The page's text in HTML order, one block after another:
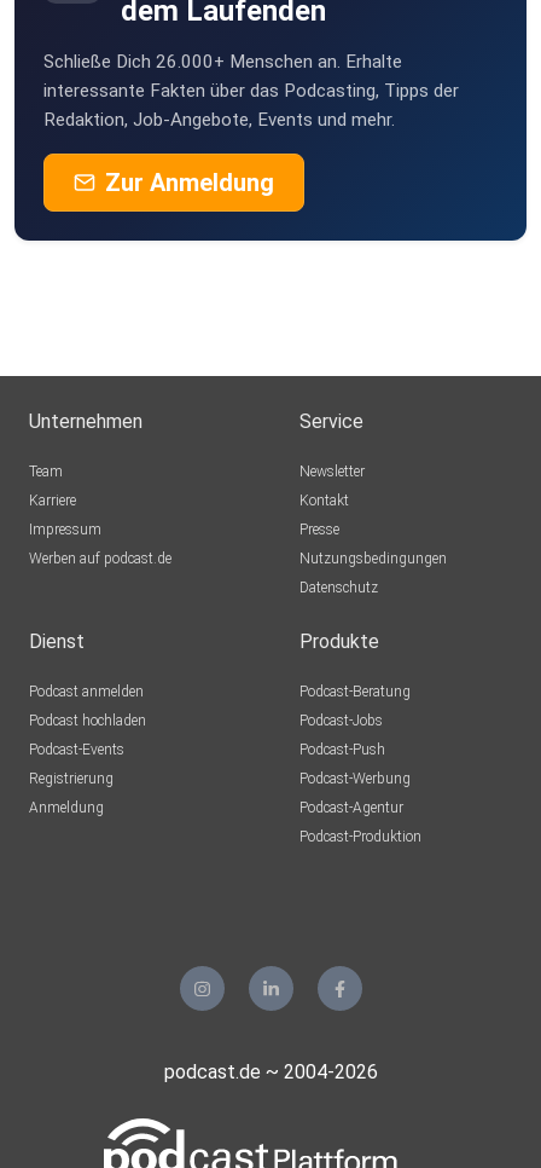
dem Laufenden
Schließe Dich 26.000+ Menschen an. Erhalte
interessante Fakten über das Podcasting, Tipps der
Redaktion, Job-Angebote, Events und mehr.
Zur Anmeldung
Unternehmen
Team
Karriere
Impressum
Werben auf podcast.de
Service
Newsletter
Kontakt
Presse
Nutzungsbedingungen
Datenschutz
Dienst
Podcast anmelden
Podcast hochladen
Podcast-Events
Registrierung
Anmeldung
Produkte
Podcast-Beratung
Podcast-Jobs
Podcast-Push
Podcast-Werbung
Podcast-Agentur
Podcast-Produktion
podcast.de ~ 2004-2026